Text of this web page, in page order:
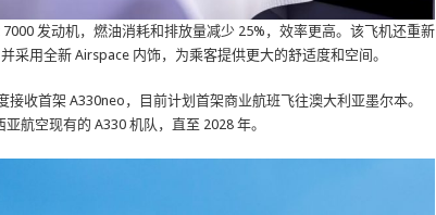
发动机，燃油消耗和排放量减少 25%，效率更高。该飞机还重新
采用全新 Airspace 内饰，为乘客提供更大的舒适度和空间。
收首架 A330neo，目前计划首架商业航班飞往澳大利亚墨尔本。
航空现有的 A330 机队，直至 2028 年。